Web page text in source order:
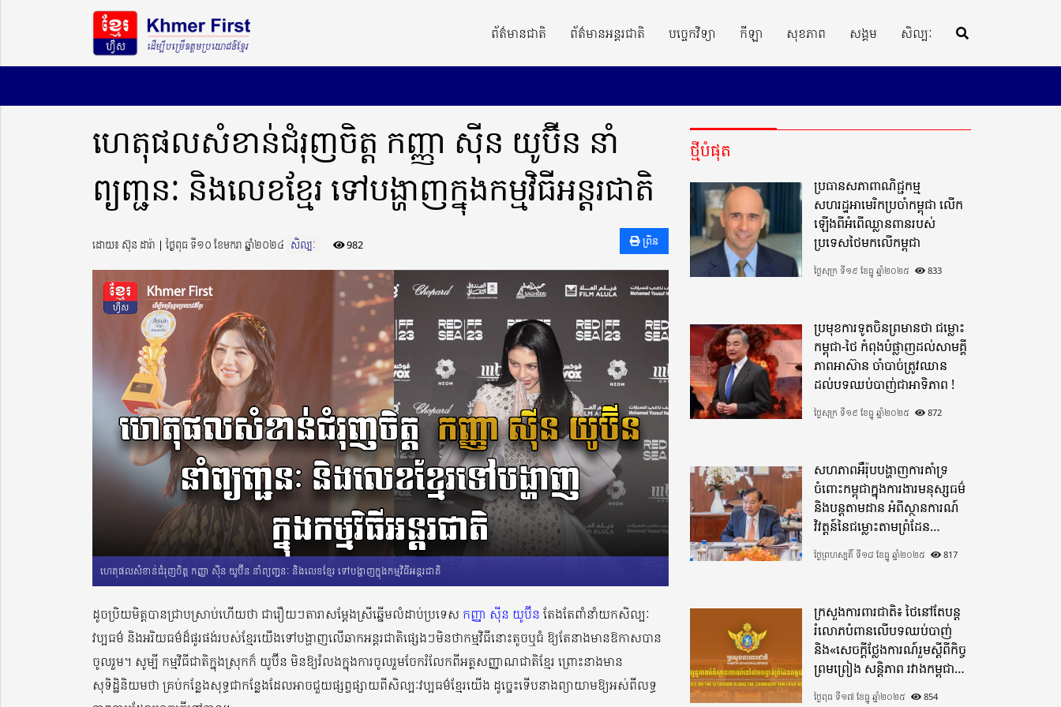
ព័ត៌មានជាតិ ព័ត៌មានអន្តរជាតិ បច្ចេកវិទ្យា កីឡា សុខភាព សង្គម សិល្បៈ
ហេតុផលសំខាន់ជំរុញចិត្ត កញ្ញា ស៊ីន យូប៊ីន នាំ
ព្យញ្ជនៈ និងលេខខ្មែរ ទៅបង្ហាញក្នុងកម្មវិធីអន្តរជាតិ
ដោយ៖ ស៊ុន ដារ៉ា ​​ | ថ្ងៃពុធ ទី១០ ខែមករា ឆ្នាំ២០២៤ សិល្បៈ 982 ព្រីន
ហេតុផលសំខាន់ជំរុញចិត្ត កញ្ញា ស៊ីន យូប៊ីន នាំព្យញ្ជនៈ និងលេខខ្មែរ ទៅបង្ហាញក្នុងកម្មវិធីអន្តរជាតិ
ដូចប្រិយមិត្តបានជ្រាបស្រាប់ហើយថា ជារឿយៗតារាសម្តែងស្រីឆ្នើមលំដាប់ប្រទេស កញ្ញា ស៊ីន យូប៊ីន តែងតែពាំនាំយកសិល្បៈ
វប្បធម៌ និងអរិយធម៌ដ៏ផូរផង់របស់ខ្មែរយើងទៅបង្ហាញលើឆាកអន្តរជាតិផ្សេងៗមិនថាកម្មវិធីនោះតូចឬធំ ឱ្យតែនាងមានឱកាសបាន
ចូលរួម។ សូម្បី កម្មវិធីជាតិក្នុងស្រុកក៏ យូប៊ីន មិនឱ្យរំលងក្នុងការចូលរួមចែករំលែកពីអត្ថសញ្ញាណជាតិខ្មែរ ព្រោះនាងមាន
សុទិដ្ឋិនិយមថា គ្រប់កន្លែងសុទ្ធជាកន្លែងដែលអាចជួយផ្សព្វផ្សាយពីសិល្បៈវប្បធម៌ខ្មែរយើង ដូច្នេះទើបនាងព្យាយាមឱ្យអស់ពីលទ្ធ
ថ្មីបំផុត
ប្រធានសភាពាណិជ្ជកម្ម
សហរដ្ឋអាមេរិកប្រចាំកម្ពុជា លើក
ឡើងពីអំពើឈ្លានពានរបស់
ប្រទេសថៃមកលើកម្ពុជា
ថ្ងៃសុក្រ ទី១៩ ខែធ្នូ ឆ្នាំ២០២៥ 833
ប្រមុខការទូតចិនព្រមានថា ជម្លោះ
កម្ពុជា-ថៃ កំពុងបំផ្លាញដល់សាមគ្គី
ភាពអាស៊ាន ចាំបាច់ត្រូវឈាន
ដល់បទឈប់បាញ់ជាអាទិភាព !
ថ្ងៃសុក្រ ទី១៩ ខែធ្នូ ឆ្នាំ២០២៥ 872
សហភាពអឺរ៉ុបបង្ហាញការគាំទ្រ
ចំពោះកម្ពុជាក្នុងការងារមនុស្សធម៌
និងបន្តតាមដាន អំពីស្ថានការណ៍
វិវត្តន៍នៃជម្លោះតាមព្រំដែន
ដោយយកចិត្តទុកដាក់ខ្ពស់
ថ្ងៃព្រហស្បតិ៍ ទី១៨ ខែធ្នូ ឆ្នាំ២០២៥ 817
ក្រសួងការពារជាតិ៖ ថៃនៅតែបន្ត
រំលោភបំពានលើបទឈប់បាញ់
និង«សេចក្តីថ្លែងការណ៍រួមស្តីពីកិច្ច
ព្រមព្រៀង សន្តិភាព រវាងកម្ពុជា
និងថៃ»
ថ្ងៃពុធ ទី១៧ ខែធ្នូ ឆ្នាំ២០២៥ 854